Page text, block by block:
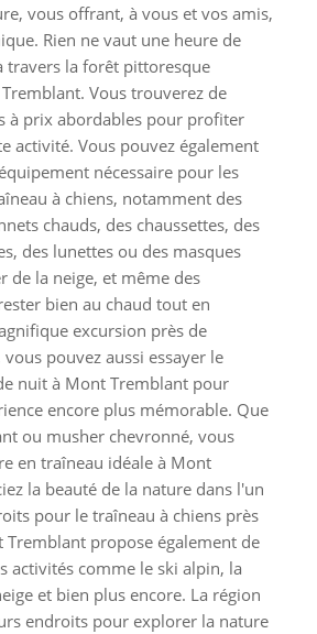
vous offrant, à vous et vos amis,
Rien ne vaut une heure de
travers la forêt pittoresque
Vous trouverez de
à prix abordables pour profiter
activité. Vous pouvez également
nécessaire pour les
à chiens, notamment des
chauds, des chaussettes, des
des lunettes ou des masques
de la neige, et même des
bien au chaud tout en
excursion près de
vous pouvez aussi essayer le
nuit à Mont Tremblant pour
encore plus mémorable. Que
ou musher chevronné, vous
en traîneau idéale à Mont
la beauté de la nature dans l'un
pour le traîneau à chiens près
Tremblant propose également de
activités comme le ski alpin, la
et bien plus encore. La région
endroits pour explorer la nature